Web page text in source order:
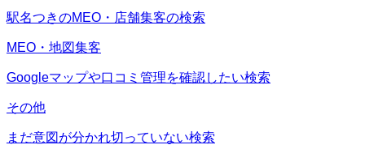
駅名つきのMEO・店舗集客の検索
MEO・地図集客
Googleマップや口コミ管理を確認したい検索
その他
まだ意図が分かれ切っていない検索